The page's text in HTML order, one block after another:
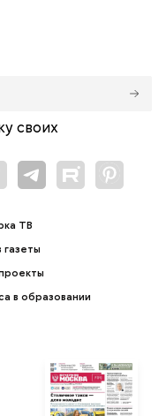
своих
ТВ
газеты
в образовании